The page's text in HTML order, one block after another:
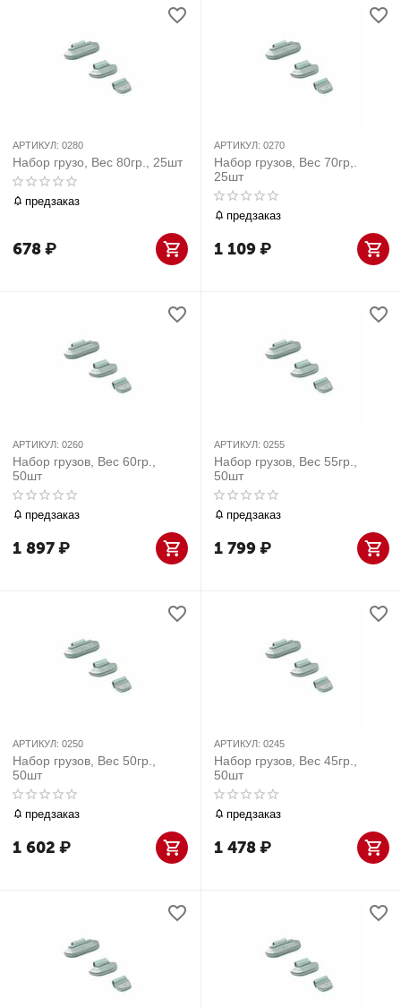
АРТИКУЛ: 0280
Набор грузо, Вес 80гр., 25шт
предзаказ
678₽
АРТИКУЛ: 0270
Набор грузов, Вес 70гр,.
25шт
предзаказ
1 109₽
АРТИКУЛ: 0260
Набор грузов, Вес 60гр.,
50шт
предзаказ
1 897₽
АРТИКУЛ: 0255
Набор грузов, Вес 55гр.,
50шт
предзаказ
1 799₽
АРТИКУЛ: 0250
Набор грузов, Вес 50гр.,
50шт
предзаказ
1 602 ₽
АРТИКУЛ: 0245
Набор грузов, Вес 45гр.,
50шт
предзаказ
1 478₽